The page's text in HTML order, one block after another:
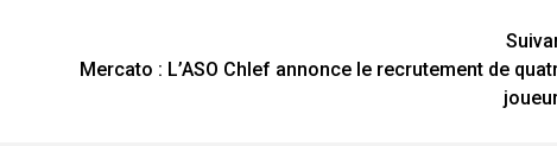
Mercato : L’ASO Chlef annonce le recrutement de